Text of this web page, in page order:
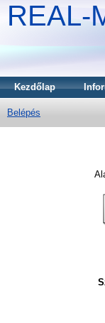
REAL-
Kezdőlap
Belépés